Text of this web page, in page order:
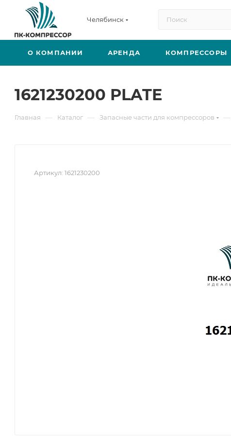
Челябинск
О КОМПАНИИ АРЕНДА КОМПРЕССОРЫ
1621230200 PLATE
Главная — Каталог — Запасные части для компрессоров —
Артикул: 1621230200